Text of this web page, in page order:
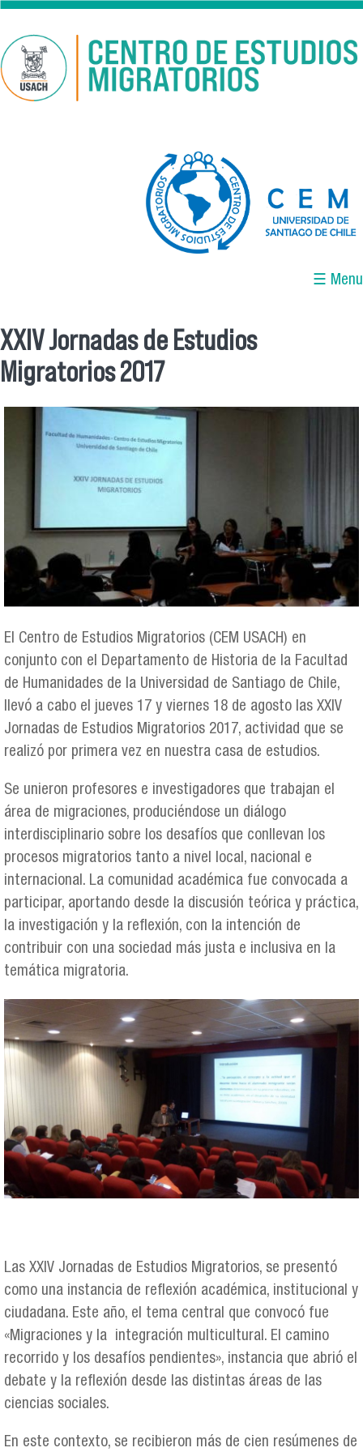
Pasar al contenido principal
☰ Menu
Se encuentra usted aquí
XXIV Jornadas de Estudios
Migratorios 2017
El Centro de Estudios Migratorios (CEM USACH) en
conjunto con el Departamento de Historia de la Facultad
de Humanidades de la Universidad de Santiago de Chile,
llevó a cabo el jueves 17 y viernes 18 de agosto las XXIV
Jornadas de Estudios Migratorios 2017, actividad que se
realizó por primera vez en nuestra casa de estudios.
Se unieron profesores e investigadores que trabajan el
área de migraciones, produciéndose un diálogo
interdisciplinario sobre los desafíos que conllevan los
procesos migratorios tanto a nivel local, nacional e
internacional. La comunidad académica fue convocada a
participar, aportando desde la discusión teórica y práctica,
la investigación y la reflexión, con la intención de
contribuir con una sociedad más justa e inclusiva en la
temática migratoria.
jornas3.jpg
Las XXIV Jornadas de Estudios Migratorios, se presentó
como una instancia de reflexión académica, institucional y
ciudadana. Este año, el tema central que convocó fue
«Migraciones y la integración multicultural. El camino
recorrido y los desafíos pendientes», instancia que abrió el
debate y la reflexión desde las distintas áreas de las
ciencias sociales.
En este contexto, se recibieron más de cien resúmenes de